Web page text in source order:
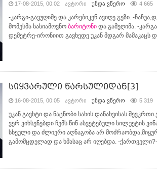
17-08-2015, 00:02 ავტორი უნდა ვწერო 4 665
-კარგი-გავუღიმე და კარებიკენ ავიღე გეზი. -
მომესმა სასიამოვნო ბარიტონი და გამეღიმა. -
დემეტრე-ირონიით გავხედე უკან მდგარ მამაკაცს
სიყვარული წარსულიდან[3]
16-08-2015, 00:05 ავტორი უნდა ვწერო 5 319
უკან გავხტი და ნაცნობი სახის დანახვისას
ვერ ვიხსენებდი ჩემს წინ ასვეტებული სილუეტის
სხეული და ძლიერი აღნაგობა არ
გამომცდელად და ხმასაც არ იღებდა. -ქართველი?-